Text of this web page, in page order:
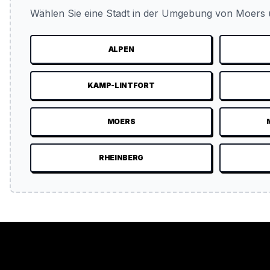
Wählen Sie eine Stadt in der Umgebung von
ALPEN
KAMP-LINTFORT
MOERS
RHEINBERG